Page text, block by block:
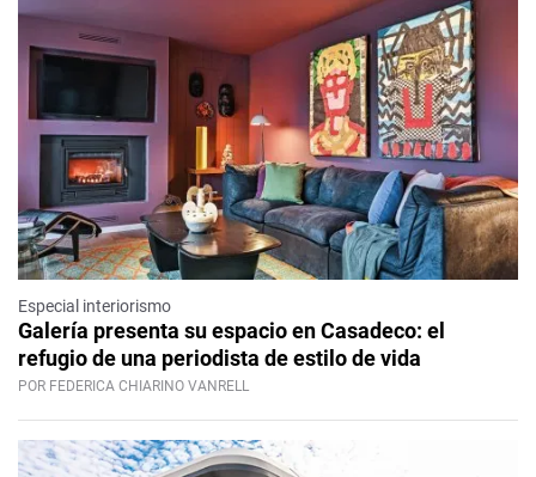
Especial interiorismo
Galería presenta su espacio en Casadeco: el
refugio de una periodista de estilo de vida
POR FEDERICA CHIARINO VANRELL